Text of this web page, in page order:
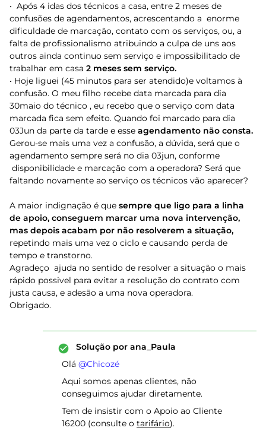
• Após 4 idas dos técnicos a casa, entre 2 meses de
confusões de agendamentos, acrescentando a enorme
dificuldade de marcação, contato com os serviços, ou, a
falta de profissionalismo atribuindo a culpa de uns aos
outros ainda continuo sem serviço e impossibilitado de
trabalhar em casa 2 meses sem serviço.
• Hoje liguei (45 minutos para ser atendido)e voltamos à
confusão. O meu filho recebe data marcada para dia
30maio do técnico , eu recebo que o serviço com data
marcada fica sem efeito. Quando foi marcado para dia
03Jun da parte da tarde e esse agendamento não consta.
Gerou-se mais uma vez a confusão, a dúvida, será que o
agendamento sempre será no dia 03jun, conforme
disponibilidade e marcação com a operadora? Será que
faltando novamente ao serviço os técnicos vão aparecer?
A maior indignação é que sempre que ligo para a linha
de apoio, conseguem marcar uma nova intervenção,
mas depois acabam por não resolverem a situação,
repetindo mais uma vez o ciclo e causando perda de
tempo e transtorno.
Agradeço ajuda no sentido de resolver a situação o mais
rápido possivel para evitar a resolução do contrato com
justa causa, e adesão a uma nova operadora.
Obrigado.
Solução por ana_Paula
Olá ​ @Chicozé
Aqui somos apenas clientes, não
conseguimos ajudar diretamente.
Tem de insistir com o Apoio ao Cliente
16200 (consulte o tarifário).